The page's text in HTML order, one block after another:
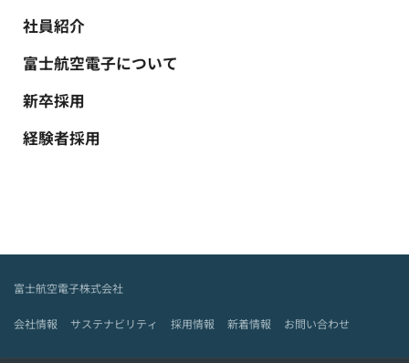
社員紹介
富士航空電子について
新卒採用
経験者採用
富士航空電子株式会社
会社情報 サステナビリティ 採用情報 新着情報 お問い合わせ